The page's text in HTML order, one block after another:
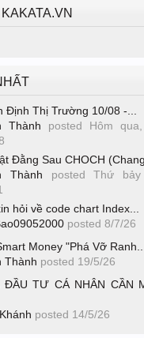
Định Thị Trường 10/08 -...
Thành posted Hôm
Đằng Sau CHOCH
Thành postedThứ
hỏi về code chart Index...
posted 8/7/26
Money "Phá Vỡ Ranh...
Thành posted 19/5/26
ĐẦU TƯ CÁ NHÂN CẦN
posted 14/5/26